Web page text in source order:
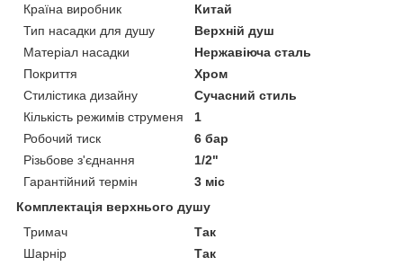
Країна виробник
Китай
Тип насадки для душу
Верхній душ
Матеріал насадки
Нержавіюча сталь
Покриття
Хром
Стилістика дизайну
Сучасний стиль
Кількість режимів струменя
1
Робочий тиск
6 бар
Різьбове з'єднання
1/2"
Гарантійний термін
3 міс
Комплектація верхнього душу
Тримач
Так
Шарнір
Так